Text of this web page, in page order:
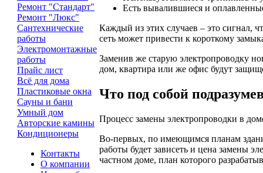
Ремонт "Стандарт"
Ремонт "Люкс"
Сантехнические
работы
Электромонтажные
работы
Прайс лист
Всё для дома
Пластиковые окна
Сауны и бани
Умный дом
Авторские камины
Кондиционеры
Контакты
О компании
Есть вывалившиеся и
Каждый из этих случаев – это сигнал,
сеть может привести к короткому
Заменив же старую электропроводку
дом, квартира или же офис будут
Что под собой
Процесс замены электропроводки в
Во-первых, по имеющимся планам
работы будет зависеть и цена замены
частном доме, план которого